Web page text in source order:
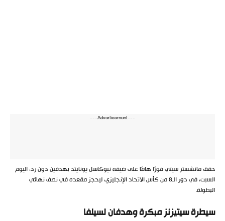
---Advertisement---
حقق مانشستر سيتي فوزًا هامًا على ضيفه نيوكاسل يونايتد بهدفين دون رد، اليوم
السبت، في دور الـ8 من كأس الاتحاد الإنجليزي، ليحجز مقعده في نصف نهائي
البطولة.
سيطرة سيتيزنز مبكرة وهدفان لسيلفا